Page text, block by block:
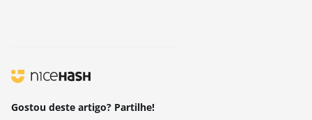
Gostou deste artigo? Partilhe!